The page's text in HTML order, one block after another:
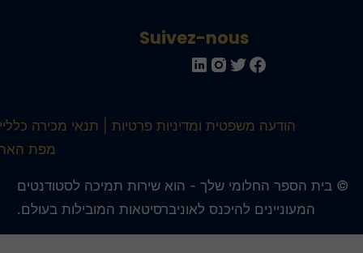
Suivez-nous
הודעה משפטית ומדיניות פרטיות
תנאי מכירה כלליים
מפת האתר
בית הספר החלומי שלך - הוא שירות תמיכה לסטודנטים
המעוניינים להיכנס לאוניברסיטאות המובילות בעולם.